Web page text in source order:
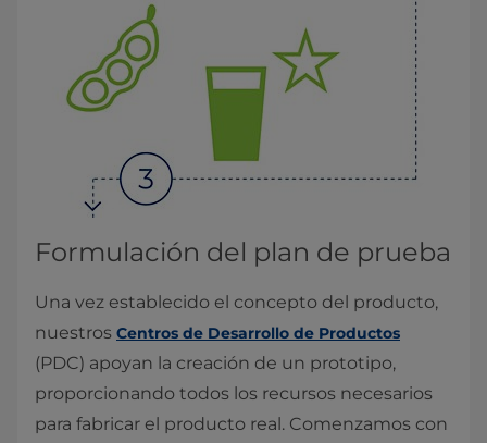
Formulación del plan de prueba
Una vez establecido el concepto del producto,
nuestros Centros de Desarrollo de Productos
(PDC) apoyan la creación de un prototipo,
proporcionando todos los recursos necesarios
para fabricar el producto real. Comenzamos con